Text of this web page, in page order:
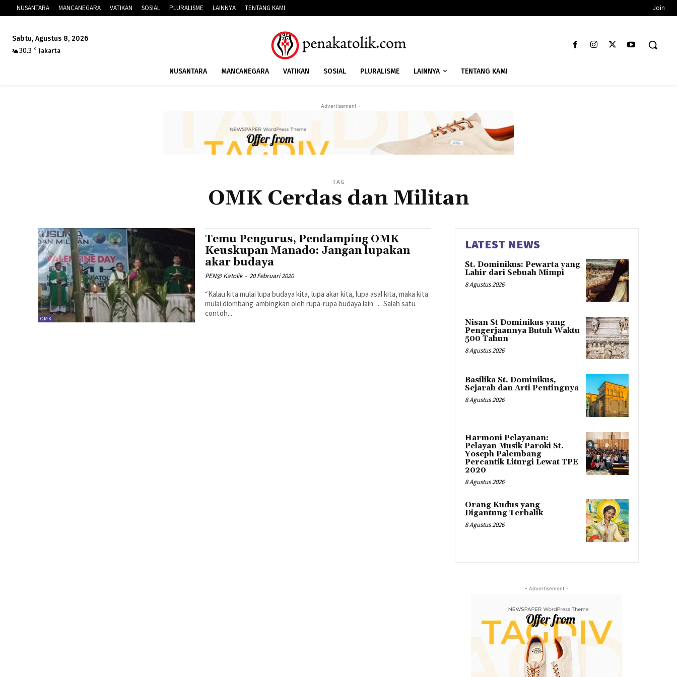
NUSANTARA MANCANEGARA VATIKAN SOSIAL PLURALISME LAINNYA TENTANG KAMI Join
Sabtu, Agustus 8, 2026
30.3
C Jakarta
NUSANTARA MANCANEGARA VATIKAN SOSIAL PLURALISME LAINNYA TENTANG KAMI
- Advertisement -
TAG
OMK Cerdas dan Militan
OMK
Temu Pengurus, Pendamping OMK
Keuskupan Manado: Jangan lupakan
akar budaya
PEN@ Katolik - 20 Februari 2020
“Kalau kita mulai lupa budaya kita, lupa akar kita, lupa asal kita, maka kita
mulai diombang-ambingkan oleh rupa-rupa budaya lain … Salah satu
contoh...
LATEST NEWS
St. Dominikus: Pewarta yang
Lahir dari Sebuah Mimpi
8 Agustus 2026
Nisan St Dominikus yang
Pengerjaannya Butuh Waktu
500 Tahun
8 Agustus 2026
Basilika St. Dominikus,
Sejarah dan Arti Pentingnya
8 Agustus 2026
Harmoni Pelayanan:
Pelayan Musik Paroki St.
Yoseph Palembang
Percantik Liturgi Lewat TPE
2020
8 Agustus 2026
Orang Kudus yang
Digantung Terbalik
8 Agustus 2026
- Advertisement -